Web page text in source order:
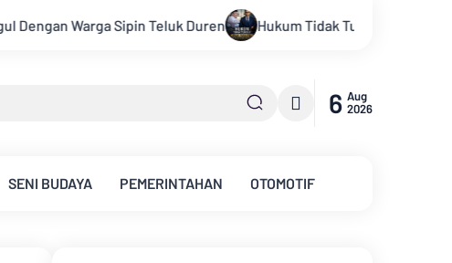
Hukum Tidak Tunduk pada Persepsi: Kritik Terhadap Monopoli
6 Aug
2026
SENI BUDAYA PEMERINTAHAN OTOMOTIF